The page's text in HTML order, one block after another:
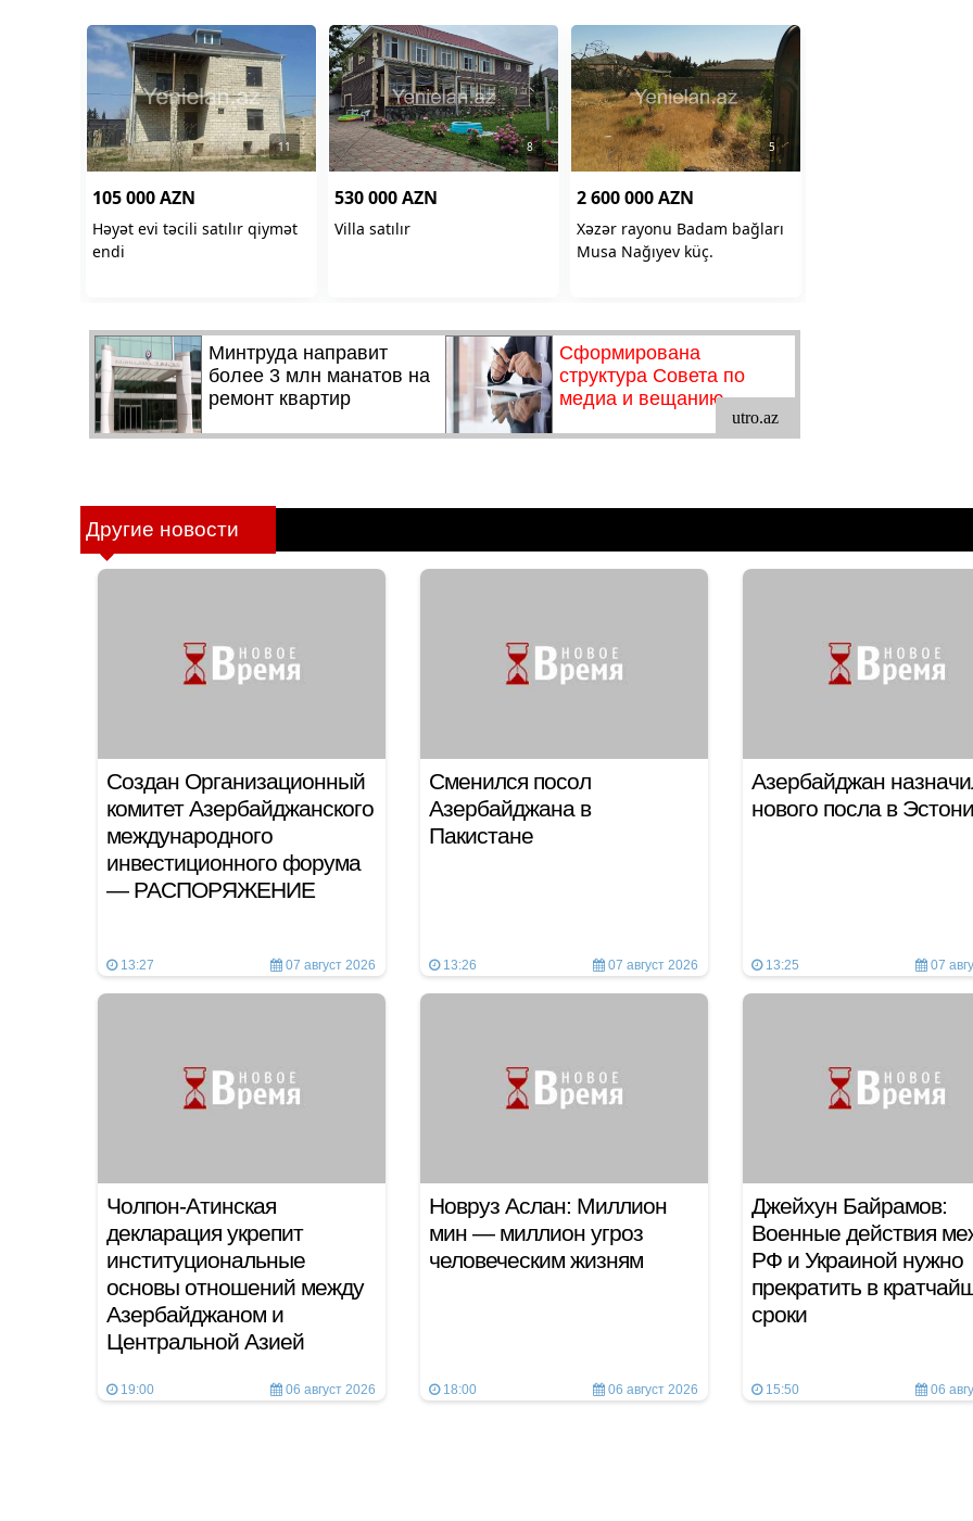
Другие новости
Создан Организационный
комитет Азербайджанского
международного
инвестиционного форума
— РАСПОРЯЖЕНИЕ
13:27 07 август 2026
Сменился посол
Азербайджана в
Пакистане
13:26 07 август 2026
Азербайджан
нового посла в
13:25 07
Чолпон-Атинская
декларация укрепит
институциональные
основы отношений между
Азербайджаном и
Центральной Азией
19:00 06 август 2026
Новруз Аслан: Миллион
мин — миллион угроз
человеческим жизням
18:00 06 август 2026
Джейхун Байрамов:
Военные действия
РФ и Украиной нужно
прекратить в
сроки
15:50 06